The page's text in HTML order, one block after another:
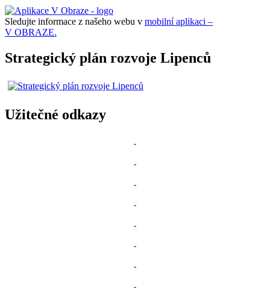
Sledujte informace z našeho webu v mobilní aplikaci –
V OBRAZE.
Strategický plán rozvoje Lipenců
Užitečné odkazy